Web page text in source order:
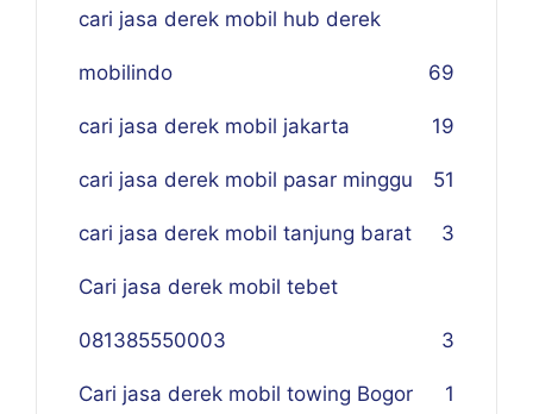
cari jasa derek mobil hub derek
mobilindo 69
cari jasa derek mobil jakarta 19
cari jasa derek mobil pasar minggu 51
cari jasa derek mobil tanjung barat 3
Cari jasa derek mobil tebet
081385550003 3
Cari jasa derek mobil towing Bogor 1